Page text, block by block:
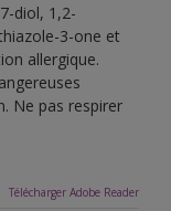
diol, 1,2-
3-one et
allergique.
Ne pas respirer
Télécharger Adobe Reader